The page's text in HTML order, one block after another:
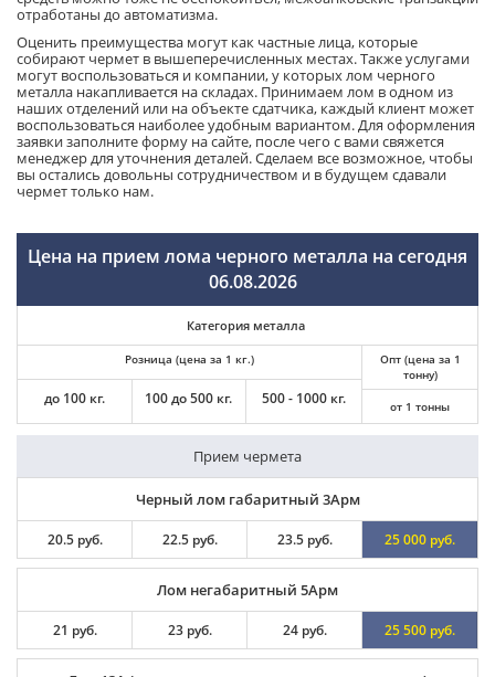
отработаны до автоматизма.
Оценить преимущества могут как частные лица, которые
собирают чермет в вышеперечисленных местах. Также услугами
могут воспользоваться и компании, у которых лом черного
металла накапливается на складах. Принимаем лом в одном из
наших отделений или на объекте сдатчика, каждый клиент может
воспользоваться наиболее удобным вариантом. Для оформления
заявки заполните форму на сайте, после чего с вами свяжется
менеджер для уточнения деталей. Сделаем все возможное, чтобы
вы остались довольны сотрудничеством и в будущем сдавали
чермет только нам.
Цена на прием лома черного металла на сегодня
06.08.2026
Категория металла
Розница (цена за 1 кг.)
до 100 кг. 100 до 500 кг. 500 - 1000 кг.
Опт (цена за 1
тонну)
от 1 тонны
Прием чермета
Черный лом габаритный 3Арм
20.5 руб. 22.5 руб. 23.5 руб. 25 000 руб.
Лом негабаритный 5Арм
21 руб. 23 руб. 24 руб. 25 500 руб.